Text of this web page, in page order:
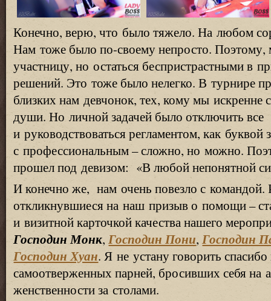
Конечно, верю, что было тяжело. На любом
Нам тоже было по-своему непросто.
участницу, но остаться беспристрастными в
решений. Это тоже было нелегко. В турнире
близких нам девчонок, тех, кому мы искренне
души. Но личной задачей было отключить
и руководствоваться регламентом, как
с профессиональным – сложно, но можно.
прошел под девизом: «В любой непонятной
И конечно же, нам очень повезло с
откликнувшиеся на наш призыв о помощи –
и визитной карточкой качества нашего
Господин Монк,Господин Пони, Господин
Господин Хуан. Я не устану говорить
самоотверженных парней, бросивших себя на
женственности за столами.